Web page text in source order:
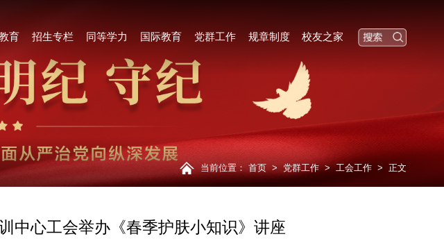
育 招生专栏 同等学力 国际教育 党群工作 规章制度 校友之家
当前位置： 首页>党群工作>工会工作 >正文
中心工会举办《春季护肤小知识》讲座